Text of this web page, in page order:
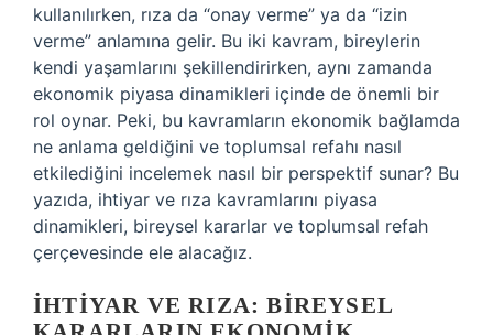
kullanılırken, rıza da “onay verme” ya da “izin
verme” anlamına gelir. Bu iki kavram, bireylerin
kendi yaşamlarını şekillendirirken, aynı zamanda
ekonomik piyasa dinamikleri içinde de önemli bir
rol oynar. Peki, bu kavramların ekonomik bağlamda
ne anlama geldiğini ve toplumsal refahı nasıl
etkilediğini incelemek nasıl bir perspektif sunar? Bu
yazıda, ihtiyar ve rıza kavramlarını piyasa
dinamikleri, bireysel kararlar ve toplumsal refah
çerçevesinde ele alacağız.
İHTIYAR VE RIZA: BIREYSEL